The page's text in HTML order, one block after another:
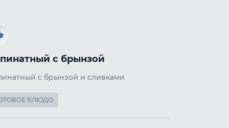
с брынзой
Шпинатный с брынзой и сливками
БЛЮДО